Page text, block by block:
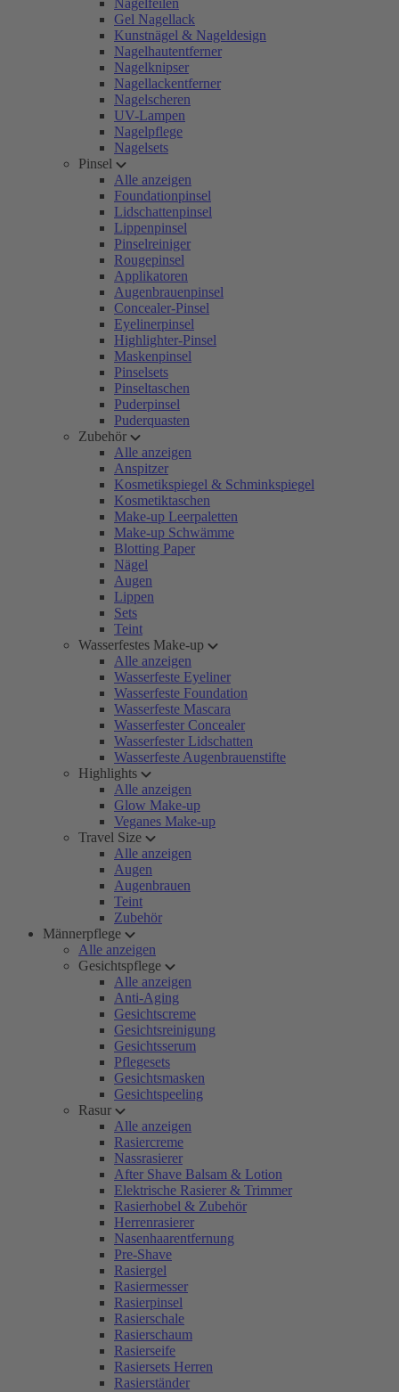
Nagelfeilen
Gel Nagellack
Kunstnägel & Nageldesign
Nagelhautentferner
Nagelknipser
Nagellackentferner
Nagelscheren
UV-Lampen
Nagelpflege
Nagelsets
Pinsel
Alle anzeigen
Foundationpinsel
Lidschattenpinsel
Lippenpinsel
Pinselreiniger
Rougepinsel
Applikatoren
Augenbrauenpinsel
Concealer-Pinsel
Eyelinerpinsel
Highlighter-Pinsel
Maskenpinsel
Pinselsets
Pinseltaschen
Puderpinsel
Puderquasten
Zubehör
Alle anzeigen
Anspitzer
Kosmetikspiegel & Schminkspiegel
Kosmetiktaschen
Make-up Leerpaletten
Make-up Schwämme
Blotting Paper
Nägel
Augen
Lippen
Sets
Teint
Wasserfestes Make-up
Alle anzeigen
Wasserfeste Eyeliner
Wasserfeste Foundation
Wasserfeste Mascara
Wasserfester Concealer
Wasserfester Lidschatten
Wasserfeste Augenbrauenstifte
Highlights
Alle anzeigen
Glow Make-up
Veganes Make-up
Travel Size
Alle anzeigen
Augen
Augenbrauen
Teint
Zubehör
Männerpflege
Alle anzeigen
Gesichtspflege
Alle anzeigen
Anti-Aging
Gesichtscreme
Gesichtsreinigung
Gesichtsserum
Pflegesets
Gesichtsmasken
Gesichtspeeling
Rasur
Alle anzeigen
Rasiercreme
Nassrasierer
After Shave Balsam & Lotion
Elektrische Rasierer & Trimmer
Rasierhobel & Zubehör
Herrenrasierer
Nasenhaarentfernung
Pre-Shave
Rasiergel
Rasiermesser
Rasierpinsel
Rasierschale
Rasierschaum
Rasierseife
Rasiersets Herren
Rasierständer